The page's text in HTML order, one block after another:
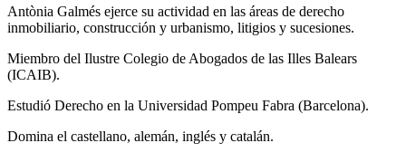
Antònia Galmés ejerce su actividad en las áreas de derecho
inmobiliario, construcción y urbanismo, litigios y sucesiones.
Miembro del Ilustre Colegio de Abogados de las Illes Balears
(ICAIB).
Estudió Derecho en la Universidad Pompeu Fabra (Barcelona).
Domina el castellano, alemán, inglés y catalán.